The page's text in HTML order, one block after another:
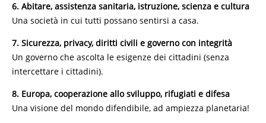
6. Abitare, assistenza sanitaria, istruzione, scienza e cultura
Una società in cui tutti possano sentirsi a casa.
7. Sicurezza, privacy, diritti civili e governo con integrità
Un governo che ascolta le esigenze dei cittadini (senza
intercettare i cittadini).
8. Europa, cooperazione allo sviluppo, rifugiati e difesa
Una visione del mondo difendibile, ad ampiezza planetaria!